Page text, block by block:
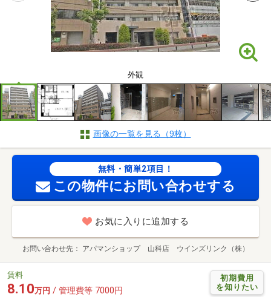
外観
画像の一覧を見る（9枚）
無料・簡単2項目！
この物件にお問い合わせする
お気に入りに追加する
お問い合わせ先 アパマンショップ 山科店 ウインズリンク（株）
初期費用
を知りたい
賃料
8.10万円 / 管理費等 7000円